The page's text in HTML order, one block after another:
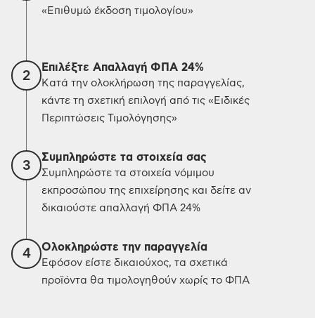
«Επιθυμώ έκδοση τιμολογίου»
2
Επιλέξτε Απαλλαγή ΦΠΑ 24%
Κατά την ολοκλήρωση της παραγγελίας,
κάντε τη σχετική επιλογή από τις «Ειδικές
Περιπτώσεις Τιμολόγησης»
3
Συμπληρώστε τα στοιχεία σας
Συμπληρώστε τα στοιχεία νόμιμου
εκπροσώπου της επιχείρησης και δείτε αν
δικαιούστε απαλλαγή ΦΠΑ 24%
4 Ολοκληρώστε την παραγγελία
Εφόσον είστε δικαιούχος, τα σχετικά
προϊόντα θα τιμολογηθούν χωρίς το ΦΠΑ